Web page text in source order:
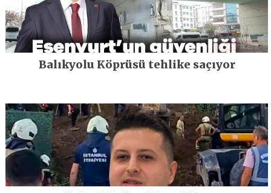
Balıkyolu Köprüsü tehlike saçıyor